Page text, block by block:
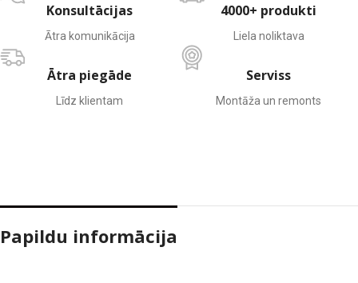
Konsultācijas
Ātra komunikācija
4000+ produkti
Liela noliktava
Ātra piegāde
Līdz klientam
Serviss
Montāža un remonts
Papildu informācija